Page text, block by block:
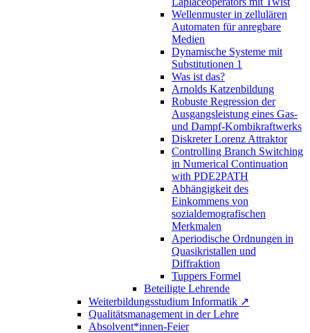
Wellenmuster in zellulären
Automaten für anregbare
Medien
Dynamische Systeme mit
Substitutionen 1
Was ist das?
Arnolds Katzenbildung
Robuste Regression der
Ausgangsleistung eines Gas-
und Dampf-Kombikraftwerks
Diskreter Lorenz Attraktor
Controlling Branch Switching
in Numerical Continuation
with PDE2PATH
Abhängigkeit des
Einkommens von
sozialdemografischen
Merkmalen
Aperiodische Ordnungen in
Quasikristallen und
Diffraktion
Tuppers Formel
Beteiligte Lehrende
Weiterbildungsstudium Informatik ↗
Qualitätsmanagement in der Lehre
Absolvent*innen-Feier